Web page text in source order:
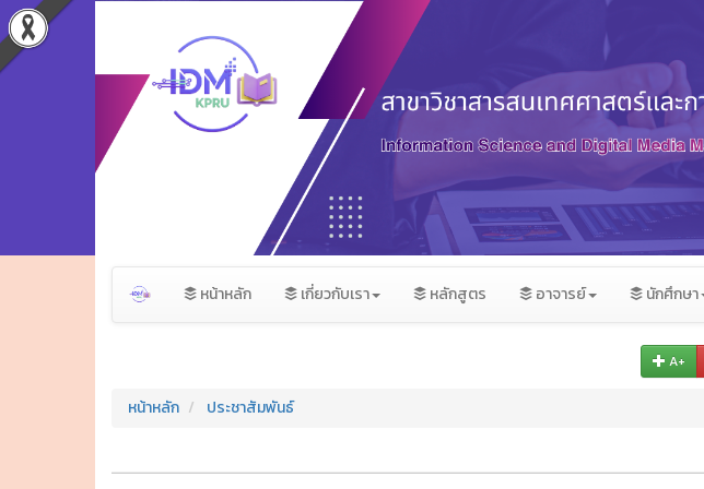
หน้าหลัก เกี่ยวกับเรา หลักสูตร อาจารย์ นักศึกษา
A+
หน้าหลัก ประชาสัมพันธ์